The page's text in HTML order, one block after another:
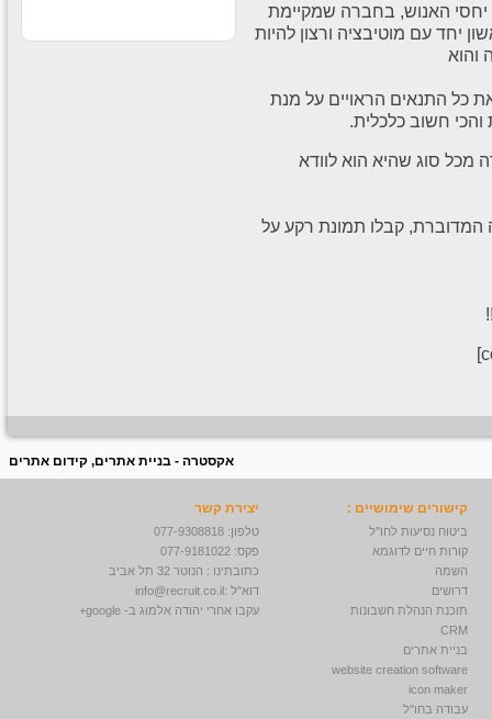
יחסי האנוש, בחברה שמקיימת
יחד עם מוטיבציה ורצון להיות
והוא
כל התנאים הראויים על מנת
חשוב כלכלית.
מכל סוג שהיא הוא לוודא
קבלו תמונת רקע על
אקסטרה - בניית אתרים, קידום אתרים
קישורים שימושיים :
ביטוח נסיעות לחו"ל
קורות חיים לדוגמא
השמה
דרושים
תוכנת הנהלת חשבונות
CRM
בניית אתרים
website creation software
icon maker
עבודה בחו"ל
יצירת קשר
טלפון: 077-9308818
פקס: 077-9181022
כתובתינו : הנוטר 32 תל אביב
דוא"ל :info@recruit.co.il
עקבו אחרי יהודה אלמוג ב- google+